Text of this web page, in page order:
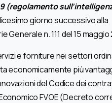
(regolamento
giorno successivo alla
n. 111 del 15 maggio
e forniture nei settori
economicamente più
del Codice dei
FVOE (Decreto